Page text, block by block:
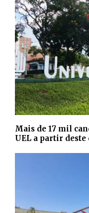
Mais de 17 mil
UEL a partir